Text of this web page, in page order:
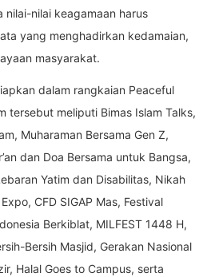
nilai-nilai keagamaan harus
yang menghadirkan kedamaian,
masyarakat.
dalam rangkaian Peaceful
tersebut meliputi Bimas Islam Talks,
Muharaman Bersama Gen Z,
dan Doa Bersama untuk Bangsa,
Yatim dan Disabilitas, Nikah
CFD SIGAP Mas, Festival
Berkiblat, MILFEST 1448 H,
Bersih Masjid, Gerakan Nasional
Halal Goes to Campus, serta